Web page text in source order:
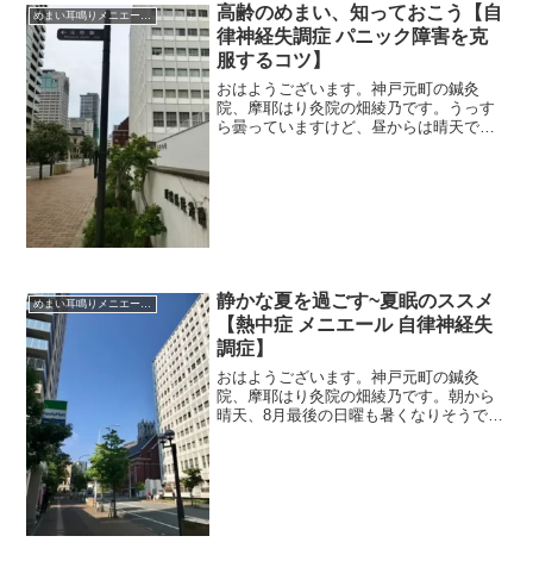
めまい耳鳴りメニエール突発性難聴
高齢のめまい、知っておこう【自
律神経失調症 パニック障害を克
服するコツ】
おはようございます。神戸元町の鍼灸
院、摩耶はり灸院の畑綾乃です。うっす
ら曇っていますけど、昼からは晴天で暑
静かな夏を過ごす~夏眠のススメ
【熱中症 メニエール 自律神経失
調症】
おはようございます。神戸元町の鍼灸
院、摩耶はり灸院の畑綾乃です。朝から
晴天、8月最後の日曜も暑くなりそうで